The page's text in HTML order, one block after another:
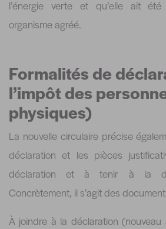
l’énergie verte et qu’elle ait
organisme agréé.
Formalités de
l’impôt des
physiques)
La nouvelle circulaire précise
déclaration et les pièces
déclaration et à tenir à la
Concrètement, il s’agit des
À joindre à la déclaration (nouveau